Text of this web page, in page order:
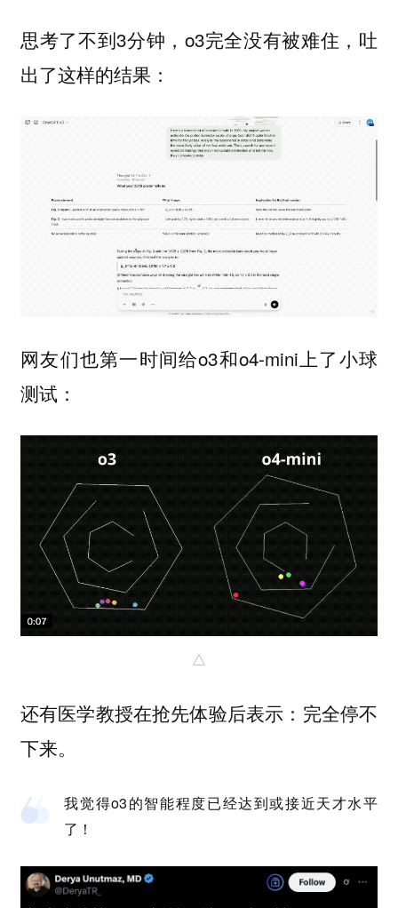
思考了不到3分钟，o3完全没有被难住，吐
出了这样的结果：
网友们也第一时间给o3和o4-mini上了小球
测试：
△
还有医学教授在抢先体验后表示：完全停不
下来。
我觉得o3的智能程度已经达到或接近天才水平
了！